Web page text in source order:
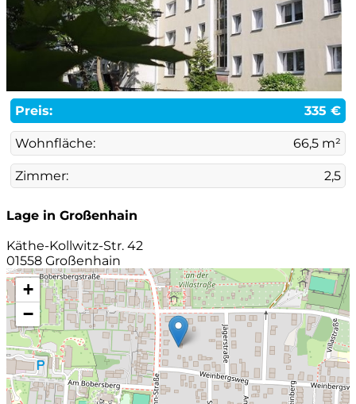
Preis: 335 €
Wohnfläche: 66,5 m²
Zimmer: 2,5
Lage in Großenhain
Käthe-Kollwitz-Str. 42
01558 Großenhain
+
−